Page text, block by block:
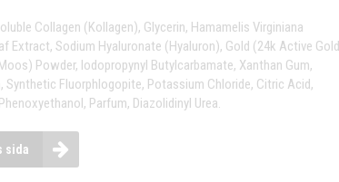
Collagen (Kollagen), Glycerin, Hamamelis Virginiana
Extract, Sodium Hyaluronate (Hyaluron), Gold (24k Active
Powder, Iodopropynyl Butylcarbamate, Xanthan Gum,
Synthetic Fluorphlogopite, Potassium Chloride, Citric Acid,
Parfum, Diazolidinyl Urea.
sida